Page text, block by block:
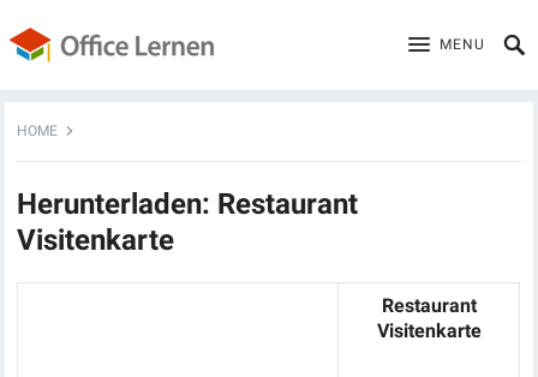
MENU
HOME
Herunterladen: Restaurant
Visitenkarte
Restaurant
Visitenkarte